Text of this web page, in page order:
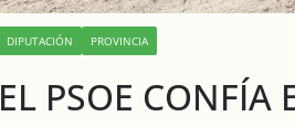
DIPUTACIÓN PROVINCIA
EL PSOE CONFÍA